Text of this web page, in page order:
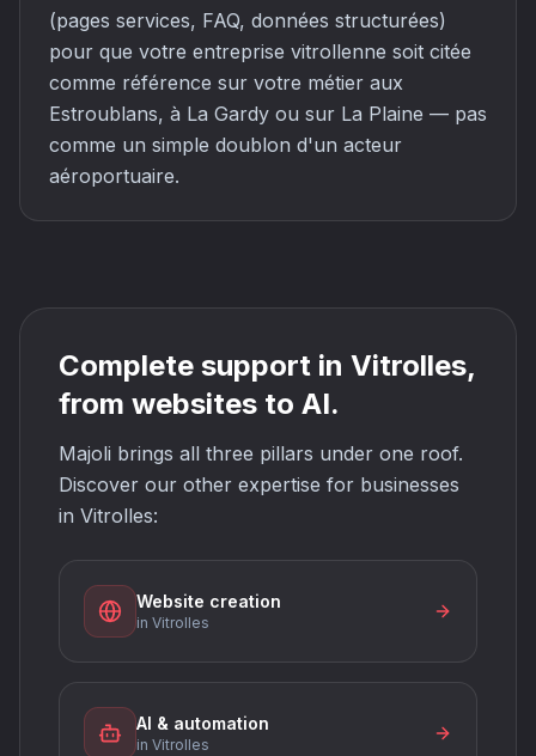
(pages services, FAQ, données structurées)
pour que votre entreprise vitrollenne soit citée
comme référence sur votre métier aux
Estroublans, à La Gardy ou sur La Plaine — pas
comme un simple doublon d'un acteur
aéroportuaire.
Complete support in Vitrolles,
from websites to AI.
Majoli brings all three pillars under one roof.
Discover our other expertise for businesses
in Vitrolles:
Website creation
in Vitrolles
AI & automation
in Vitrolles